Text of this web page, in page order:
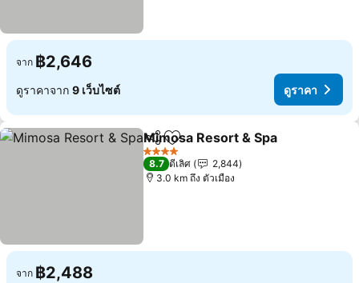
จาก ฿2,646
ดูราคาจาก 9 เว็บไซต์ ดูราคา
แชร์ เพิ่มในรายการโปรด
Mimosa Resort & Spa
4 ดาว
8.7 ดีเลิศ
2,844
3.0 km ถึง ตัวเมือง
จาก ฿2,488